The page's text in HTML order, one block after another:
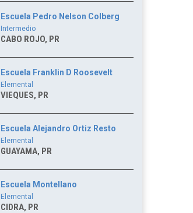
Escuela Pedro Nelson Colberg
Intermedio
CABO ROJO, PR
Escuela Franklin D Roosevelt
Elemental
VIEQUES, PR
Escuela Alejandro Ortiz Resto
Elemental
GUAYAMA, PR
Escuela Montellano
Elemental
CIDRA, PR